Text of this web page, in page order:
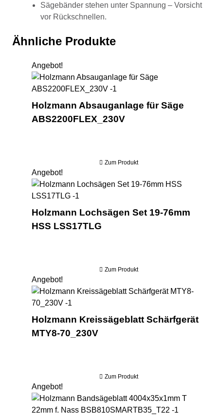
Sägebänder stehen unter Spannung – Vorsicht
vor Rückschnellen.
Ähnliche Produkte
Angebot!
Holzmann Absauganlage für Säge
ABS2200FLEX_230V
Zum Produkt
Angebot!
Holzmann Lochsägen Set 19-76mm
HSS LSS17TLG
Zum Produkt
Angebot!
Holzmann Kreissägeblatt Schärfgerät
MTY8-70_230V
Zum Produkt
Angebot!